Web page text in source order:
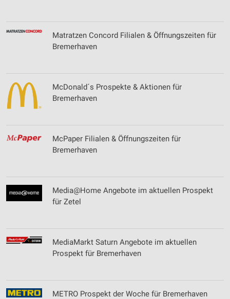
Matratzen Concord Filialen & Öffnungszeiten für
Bremerhaven
McDonald´s Prospekte & Aktionen für
Bremerhaven
McPaper Filialen & Öffnungszeiten für
Bremerhaven
Media@Home Angebote im aktuellen Prospekt
für Zetel
MediaMarkt Saturn Angebote im aktuellen
Prospekt für Bremerhaven
METRO Prospekt der Woche für Bremerhaven